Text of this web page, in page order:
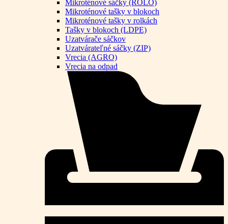
Mikroténové sáčky (ROLO)
Mikroténové tašky v blokoch
Mikroténové tašky v rolkách
Tašky v blokoch (LDPE)
Uzatvárače sáčkov
Uzatvárateľné sáčky (ZIP)
Vrecia (AGRO)
Vrecia na odpad